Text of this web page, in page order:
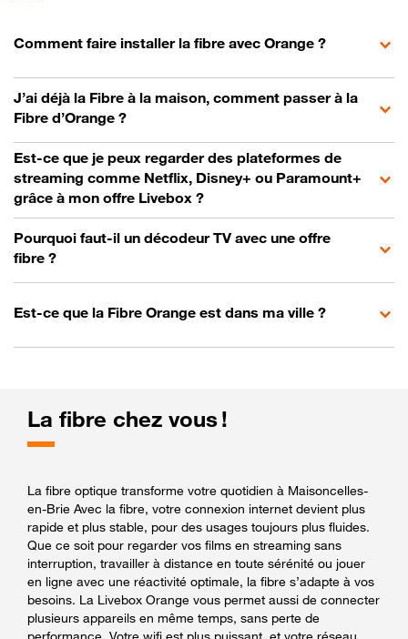
Comment faire installer la fibre avec Orange ?
J’ai déjà la Fibre à la maison, comment passer à la
Fibre d’Orange ?
Est-ce que je peux regarder des plateformes de
streaming comme Netflix, Disney+ ou Paramount+
grâce à mon offre Livebox ?
Pourquoi faut-il un décodeur TV avec une offre
fibre ?
Est-ce que la Fibre Orange est dans ma ville ?
La fibre chez vous !
La fibre optique transforme votre quotidien à Maisoncelles-
en-Brie Avec la fibre, votre connexion internet devient plus
rapide et plus stable, pour des usages toujours plus fluides.
Que ce soit pour regarder vos films en streaming sans
interruption, travailler à distance en toute sérénité ou jouer
en ligne avec une réactivité optimale, la fibre s’adapte à vos
besoins. La Livebox Orange vous permet aussi de connecter
plusieurs appareils en même temps, sans perte de
performance. Votre wifi est plus puissant, et votre réseau